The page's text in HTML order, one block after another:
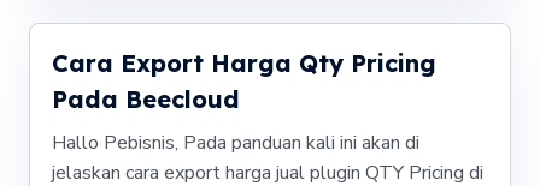
Cara Export Harga Qty Pricing
Pada Beecloud
Hallo Pebisnis, Pada panduan kali ini akan di
jelaskan cara export harga jual plugin QTY Pricing di